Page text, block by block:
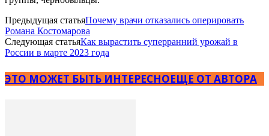
Предыдущая статьяПочему врачи отказались оперировать
Романа Костомарова
Следующая статьяКак вырастить суперранний урожай в
России в марте 2023 года
ЭТО МОЖЕТ БЫТЬ ИНТЕРЕСНОЕЩЕ ОТ АВТОРА